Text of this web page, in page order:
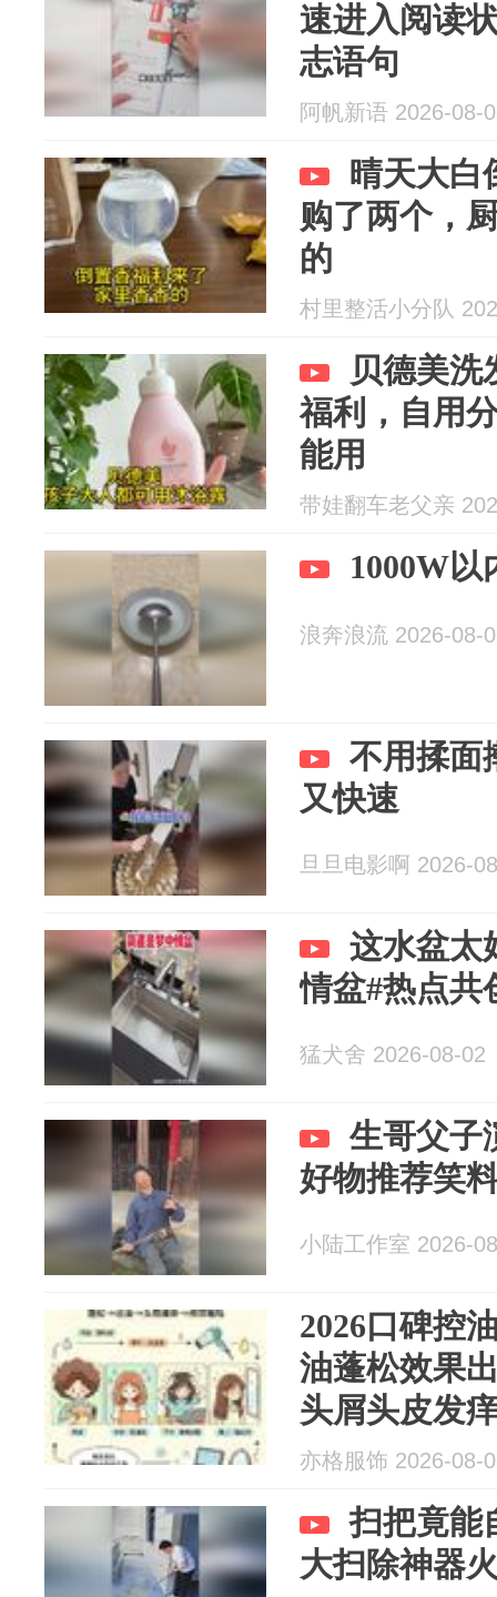
速进入阅读
志语句
阿帆新语 2026-08-
晴天大白
购了两个，
的
村里整活小分队
贝德美洗
福利，自用
能用
带娃翻车老父亲
1000W以
浪奔浪流 2026-08-
不用揉面
又快速
旦旦电影啊 2026-
这水盆太
情盆#热点共
猛犬舍 2026-08-02
生哥父子
好物推荐笑
小陆工作室 2026-
2026口碑控
油蓬松效果
头屑头皮发
亦格服饰 2026-08-
扫把竟能
大扫除神器